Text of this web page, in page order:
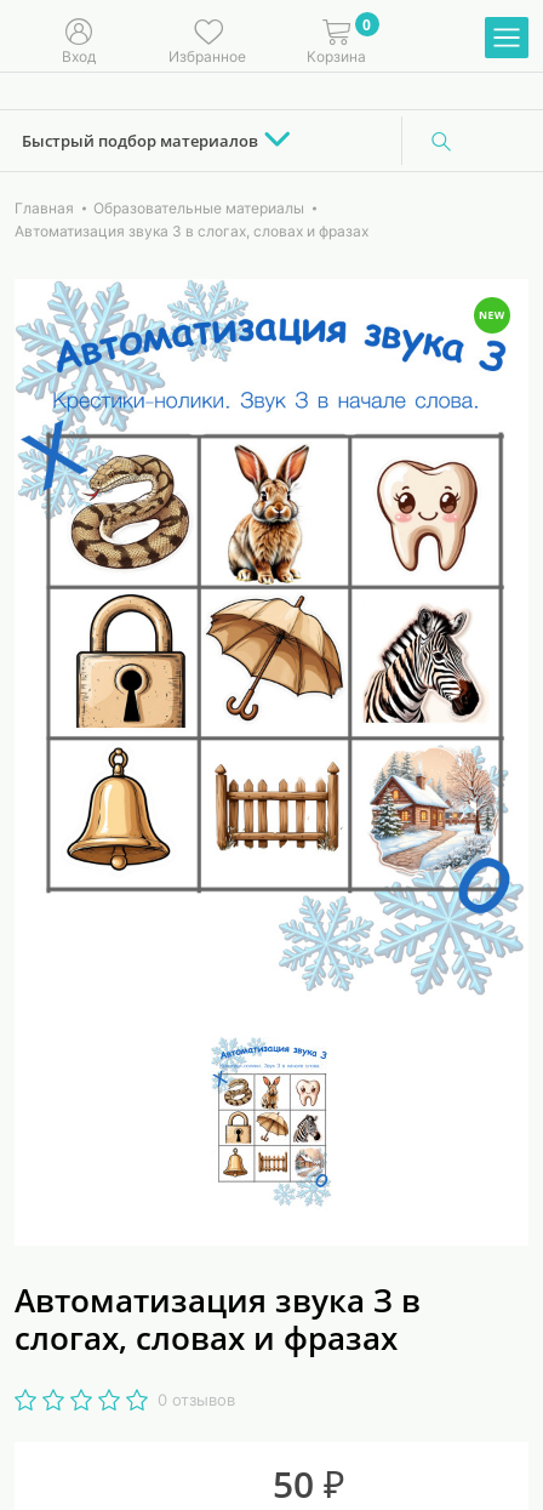
Вход Избранное
0
Корзина
Быстрый подбор материалов
Главная
Образовательные материалы
Автоматизация звука З в слогах, словах и фразах
Автоматизация звука З в
слогах, словах и фразах
0 отзывов
50 ₽